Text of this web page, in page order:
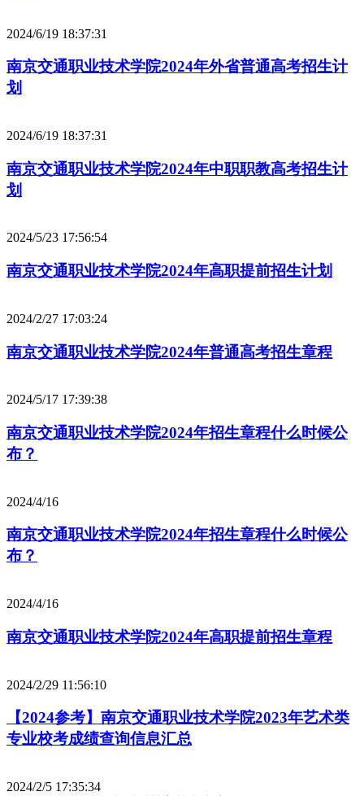
2024/6/19 18:37:31
南京交通职业技术学院2024年外省普通高考招生计
划
2024/6/19 18:37:31
南京交通职业技术学院2024年中职职教高考招生计
划
2024/5/23 17:56:54
南京交通职业技术学院2024年高职提前招生计划
2024/2/27 17:03:24
南京交通职业技术学院2024年普通高考招生章程
2024/5/17 17:39:38
南京交通职业技术学院2024年招生章程什么时候公
布？
2024/4/16
南京交通职业技术学院2024年招生章程什么时候公
布？
2024/4/16
南京交通职业技术学院2024年高职提前招生章程
2024/2/29 11:56:10
【2024参考】南京交通职业技术学院2023年艺术类
专业校考成绩查询信息汇总
2024/2/5 17:35:34